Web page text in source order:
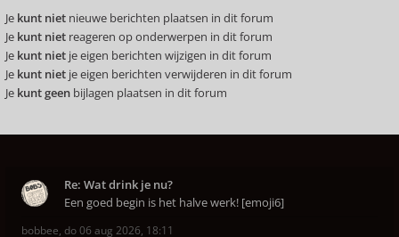
Je kunt niet nieuwe berichten plaatsen in dit forum
Je kunt niet reageren op onderwerpen in dit forum
Je kunt niet je eigen berichten wijzigen in dit forum
Je kunt niet je eigen berichten verwijderen in dit forum
Je kunt geen bijlagen plaatsen in dit forum
Re: Wat drink je nu?
Een goed begin is het halve werk! [emoji6]
bobbee, do 06 aug 2026, 18:11